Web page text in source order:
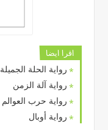
اقرا ايضا
رواية الحلة الجميلة
رواية آلة الزمن
رواية حرب العوالم
رواية أوبال